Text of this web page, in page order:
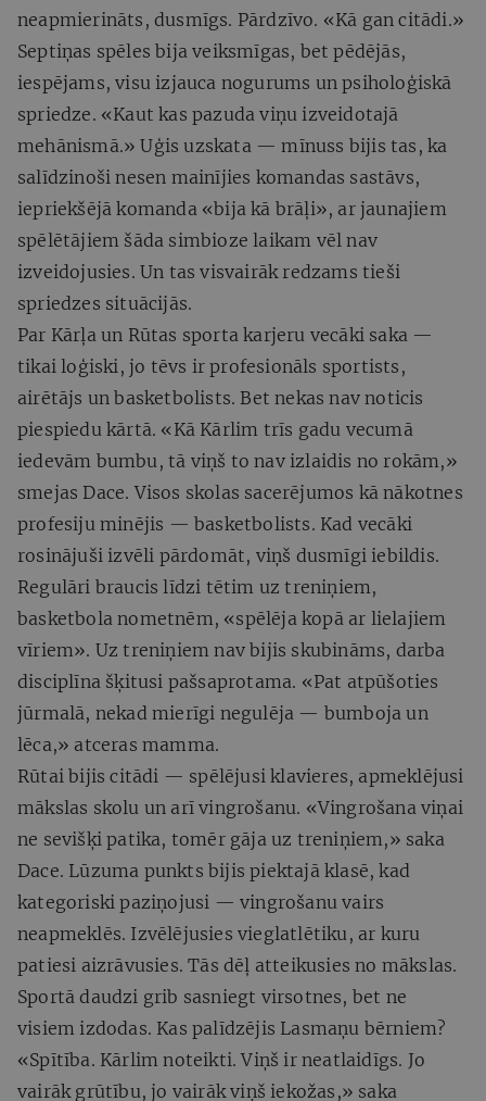
neapmierināts, dusmīgs. Pārdzīvo. «Kā gan citādi.»
Septiņas spēles bija veiksmīgas, bet pēdējās,
iespējams, visu izjauca nogurums un psiholoģiskā
spriedze. «Kaut kas pazuda viņu izveidotajā
mehānismā.» Uģis uzskata — mīnuss bijis tas, ka
salīdzinoši nesen mainījies komandas sastāvs,
iepriekšējā komanda «bija kā brāļi», ar jaunajiem
spēlētājiem šāda simbioze laikam vēl nav
izveidojusies. Un tas visvairāk redzams tieši
spriedzes situācijās.
Par Kārļa un Rūtas sporta karjeru vecāki saka —
tikai loģiski, jo tēvs ir profesionāls sportists,
airētājs un basketbolists. Bet nekas nav noticis
piespiedu kārtā. «Kā Kārlim trīs gadu vecumā
iedevām bumbu, tā viņš to nav izlaidis no rokām,»
smejas Dace. Visos skolas sacerējumos kā nākotnes
profesiju minējis — basketbolists. Kad vecāki
rosinājuši izvēli pārdomāt, viņš dusmīgi iebildis.
Regulāri braucis līdzi tētim uz treniņiem,
basketbola nometnēm, «spēlēja kopā ar lielajiem
vīriem». Uz treniņiem nav bijis skubināms, darba
disciplīna šķitusi pašsaprotama. «Pat atpūšoties
jūrmalā, nekad mierīgi negulēja — bumboja un
lēca,» atceras mamma.
Rūtai bijis citādi — spēlējusi klavieres, apmeklējusi
mākslas skolu un arī vingrošanu. «Vingrošana viņai
ne sevišķi patika, tomēr gāja uz treniņiem,» saka
Dace. Lūzuma punkts bijis piektajā klasē, kad
kategoriski paziņojusi — vingrošanu vairs
neapmeklēs. Izvēlējusies vieglatlētiku, ar kuru
patiesi aizrāvusies. Tās dēļ atteikusies no mākslas.
Sportā daudzi grib sasniegt virsotnes, bet ne
visiem izdodas. Kas palīdzējis Lasmaņu bērniem?
«Spītība. Kārlim noteikti. Viņš ir neatlaidīgs. Jo
vairāk grūtību, jo vairāk viņš iekožas,» saka